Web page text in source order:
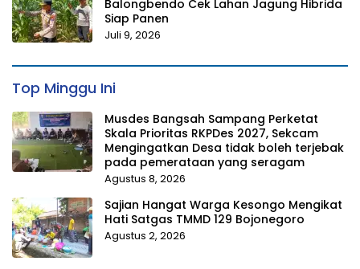
Balongbendo Cek Lahan Jagung Hibrida
Siap Panen
Juli 9, 2026
Top Minggu Ini
Musdes Bangsah Sampang Perketat
Skala Prioritas RKPDes 2027, Sekcam
Mengingatkan Desa tidak boleh terjebak
pada pemerataan yang seragam
Agustus 8, 2026
Sajian Hangat Warga Kesongo Mengikat
Hati Satgas TMMD 129 Bojonegoro
Agustus 2, 2026